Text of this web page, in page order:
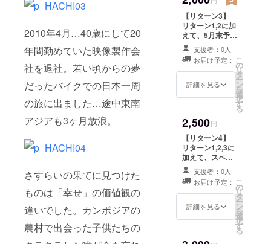
2010年4月…40歳にして20
年間勤めていた映像製作会
社を退社。若い頃からの夢
だったバイクでの日本一周
の旅に出ました…途中東南
アジアも3ヶ月放浪。
さすらいの果てに見つけた
ものは「幸せ」の価値観の
違いでした。カンボジアの
農村で出会った子供たちの
た。
今年の5月に
旅を終えや
はり自分は
この「映
像」の世界
で生きてい
めました。
そして今ま
でやりたく
てもなかな
か出来な
かった「映
画」にチャ
レンジして
【リターン3】
リターン1,2に加
えて、5月末予定
の公開日から2ヶ
月の間、完成版2
作品を高画質に
てご覧頂ける
YOUTUBEの
YOUTUBEで公
開される映像よ
り高画質で、美
しい自然をより
明瞭にお楽しみ
頂けます。
支援者：0人
お届け予定：
詳細を見る
こ
の
リ
タ
ー
ン
を
選
択
す
る
2,500円
【リターン4】
リターン1,2,3に
加えて、スペ
シャルサンクス
として、5月末に
公開予定の2作品
の完全版エンド
クレジットにお
支援者：0人
お届け予定：
詳細を見る
こ
の
リ
タ
ー
ン
を
選
択
す
る